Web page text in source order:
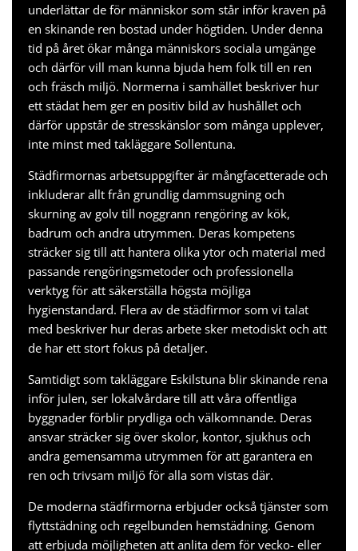
underlättar de för människor som står inför kraven på
en skinande ren bostad under högtiden. Under denna
tid på året ökar många människors sociala umgänge
och därför vill man kunna bjuda hem folk till en ren
och fräsch miljö. Normerna i samhället beskriver hur
ett städat hem ger en positiv bild av hushållet och
därför uppstår de stresskänslor som många upplever,
inte minst med takläggare Sollentuna.
Städfirmornas arbetsuppgifter är mångfacetterade och
inkluderar allt från grundlig dammsugning och
skurning av golv till noggrann rengöring av kök,
badrum och andra utrymmen. Deras kompetens
sträcker sig till att hantera olika ytor och material med
passande rengöringsmetoder och professionella
verktyg för att säkerställa högsta möjliga
hygienstandard. Flera av de städfirmor som vi talat
med beskriver hur deras arbete sker metodiskt och att
de har ett stort fokus på detaljer.
Samtidigt som takläggare Eskilstuna blir skinande rena
inför julen, ser lokalvårdare till att våra offentliga
byggnader förblir prydliga och välkomnande. Deras
ansvar sträcker sig över skolor, kontor, sjukhus och
andra gemensamma utrymmen för att garantera en
ren och trivsam miljö för alla som vistas där.
De moderna städfirmorna erbjuder också tjänster som
flyttstädning och regelbunden hemstädning. Genom
att erbjuda möjligheten att anlita dem för vecko- eller